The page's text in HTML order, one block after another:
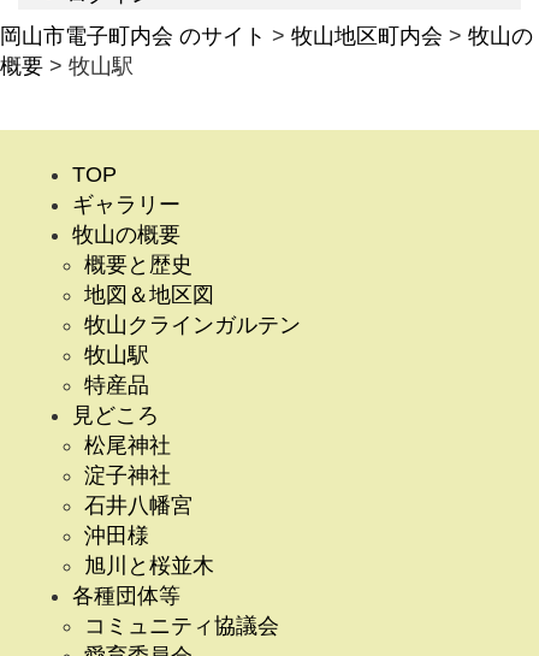
岡山市電子町内会 のサイト > 牧山地区町内会 > 牧山の
概要 > 牧山駅
TOP
ギャラリー
牧山の概要
概要と歴史
地図＆地区図
牧山クラインガルテン
牧山駅
特産品
見どころ
松尾神社
淀子神社
石井八幡宮
沖田様
旭川と桜並木
各種団体等
コミュニティ協議会